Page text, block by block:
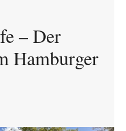
– Der
Hamburger